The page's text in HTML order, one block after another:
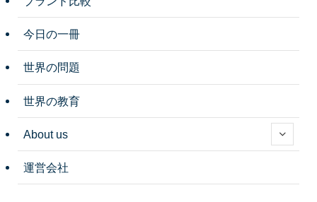
今日の一冊
世界の問題
世界の教育
About us
運営会社